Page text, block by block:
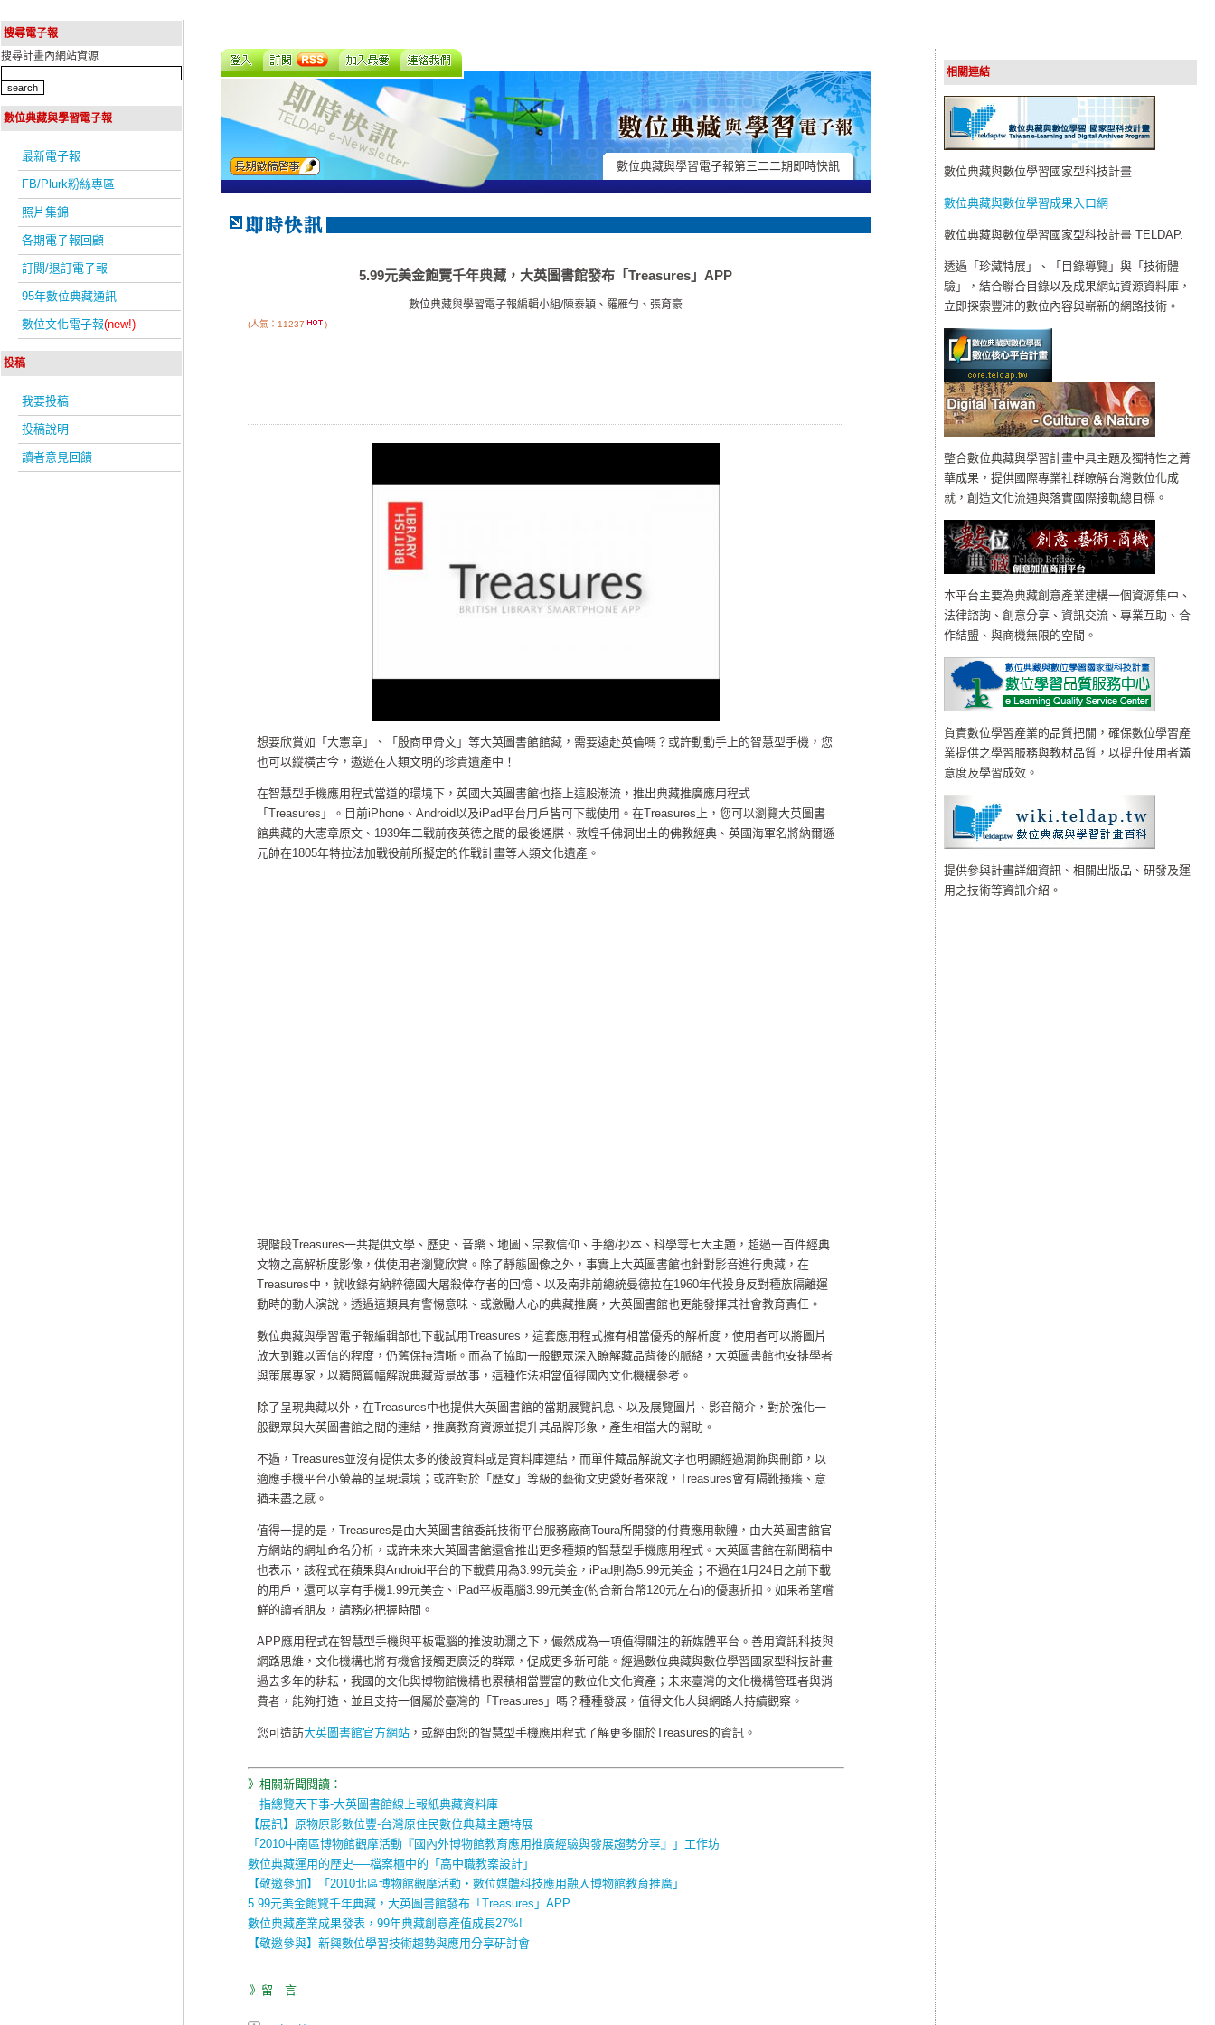
搜尋電子報
搜尋計畫內網站資源
數位典藏與學習電子報
最新電子報
FB/Plurk粉絲專區
照片集錦
各期電子報回顧
訂閱/退訂電子報
95年數位典藏通訊
數位文化電子報(new!)
投稿
我要投稿
投稿說明
讀者意見回饋
相關連結
數位典藏與數位學習國家型科技計畫
數位典藏與數位學習成果入口網
數位典藏與數位學習國家型科技計畫 TELDAP.
透過「珍藏特展」、「目錄導覽」與「技術體
驗」，結合聯合目錄以及成果網站資源資料庫，
立即探索豐沛的數位內容與嶄新的網路技術。
整合數位典藏與學習計畫中具主題及獨特性之菁
華成果，提供國際專業社群瞭解台灣數位化成
就，創造文化流通與落實國際接軌總目標。
本平台主要為典藏創意產業建構一個資源集中、
法律諮詢、創意分享、資訊交流、專業互助、合
作結盟、與商機無限的空間。
負責數位學習產業的品質把關，確保數位學習產
業提供之學習服務與教材品質，以提升使用者滿
意度及學習成效。
提供參與計畫詳細資訊、相關出版品、研發及運
用之技術等資訊介紹。
數位典藏與學習電子報第三二二期即時快訊
5.99元美金飽覽千年典藏，大英圖書館發布「Treasures」APP
數位典藏與學習電子報編輯小組/陳泰穎、羅雁勻、張育豪
(人氣：11237 )
想要欣賞如「大憲章」、「殷商甲骨文」等大英圖書館館藏，需要遠赴英倫嗎？或許動動手上的智慧型手機，您
也可以縱橫古今，遨遊在人類文明的珍貴遺產中！
在智慧型手機應用程式當道的環境下，英國大英圖書館也搭上這股潮流，推出典藏推廣應用程式
「Treasures」。目前iPhone、Android以及iPad平台用戶皆可下載使用。在Treasures上，您可以瀏覽大英圖書
館典藏的大憲章原文、1939年二戰前夜英德之間的最後通牒、敦煌千佛洞出土的佛教經典、英國海軍名將納爾遜
元帥在1805年特拉法加戰役前所擬定的作戰計畫等人類文化遺產。
現階段Treasures一共提供文學、歷史、音樂、地圖、宗教信仰、手繪/抄本、科學等七大主題，超過一百件經典
文物之高解析度影像，供使用者瀏覽欣賞。除了靜態圖像之外，事實上大英圖書館也針對影音進行典藏，在
Treasures中，就收錄有納粹德國大屠殺倖存者的回憶、以及南非前總統曼德拉在1960年代投身反對種族隔離運
動時的動人演說。透過這類具有警惕意味、或激勵人心的典藏推廣，大英圖書館也更能發揮其社會教育責任。
數位典藏與學習電子報編輯部也下載試用Treasures，這套應用程式擁有相當優秀的解析度，使用者可以將圖片
放大到難以置信的程度，仍舊保持清晰。而為了協助一般觀眾深入瞭解藏品背後的脈絡，大英圖書館也安排學者
與策展專家，以精簡篇幅解說典藏背景故事，這種作法相當值得國內文化機構參考。
除了呈現典藏以外，在Treasures中也提供大英圖書館的當期展覽訊息、以及展覽圖片、影音簡介，對於強化一
般觀眾與大英圖書館之間的連結，推廣教育資源並提升其品牌形象，產生相當大的幫助。
不過，Treasures並沒有提供太多的後設資料或是資料庫連結，而單件藏品解說文字也明顯經過潤飾與刪節，以
適應手機平台小螢幕的呈現環境；或許對於「歷女」等級的藝術文史愛好者來說，Treasures會有隔靴搔癢、意
猶未盡之感。
值得一提的是，Treasures是由大英圖書館委託技術平台服務廠商Toura所開發的付費應用軟體，由大英圖書館官
方網站的網址命名分析，或許未來大英圖書館還會推出更多種類的智慧型手機應用程式。大英圖書館在新聞稿中
也表示，該程式在蘋果與Android平台的下載費用為3.99元美金，iPad則為5.99元美金；不過在1月24日之前下載
的用戶，還可以享有手機1.99元美金、iPad平板電腦3.99元美金(約合新台幣120元左右)的優惠折扣。如果希望嚐
鮮的讀者朋友，請務必把握時間。
APP應用程式在智慧型手機與平板電腦的推波助瀾之下，儼然成為一項值得關注的新媒體平台。善用資訊科技與
網路思維，文化機構也將有機會接觸更廣泛的群眾，促成更多新可能。經過數位典藏與數位學習國家型科技計畫
過去多年的耕耘，我國的文化與博物館機構也累積相當豐富的數位化文化資產；未來臺灣的文化機構管理者與消
費者，能夠打造、並且支持一個屬於臺灣的「Treasures」嗎？種種發展，值得文化人與網路人持續觀察。
您可造訪大英圖書館官方網站，或經由您的智慧型手機應用程式了解更多關於Treasures的資訊。
》相關新聞閱讀：
一指總覽天下事-大英圖書館線上報紙典藏資料庫
【展訊】原物原影數位豐-台灣原住民數位典藏主題特展
「2010中南區博物館觀摩活動『國內外博物館教育應用推廣經驗與發展趨勢分享』」工作坊
數位典藏運用的歷史──檔案櫃中的「高中職教案設計」
【敬邀參加】「2010北區博物館觀摩活動‧數位媒體科技應用融入博物館教育推廣」
5.99元美金飽覽千年典藏，大英圖書館發布「Treasures」APP
數位典藏產業成果發表，99年典藏創意產值成長27%!
【敬邀參與】新興數位學習技術趨勢與應用分享研討會
》留 言